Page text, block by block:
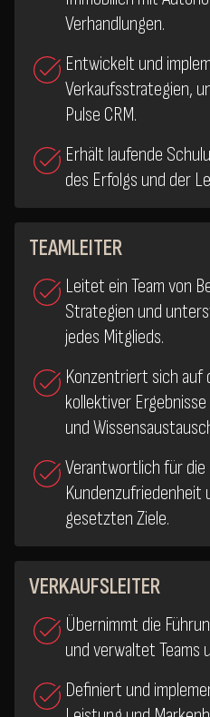
Verhandlungen.
Entwickelt und
Verkaufsstrategien,
Pulse CRM.
Erhält laufende
des Erfolgs und der
TEAMLEITER
Leitet ein Team von
Strategien und
jedes Mitglieds.
Konzentriert sich auf
kollektiver
und
Verantwortlich für
Kundenzufriedenheit
gesetzten Ziele.
VERKAUFSLEITER
Übernimmt die
und verwaltet Teams
Definiert und